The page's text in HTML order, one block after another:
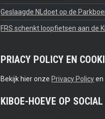
Geslaagde NLdoet op de
FRS schenkt loopfietsen aan de
PRIACY POLICY EN
Bekijk hier onze Privacy Policy
KIBOE-HOEVE OP